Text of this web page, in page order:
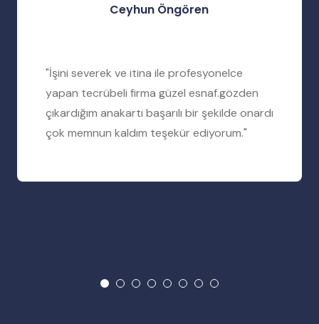
Ceyhun Öngören
"İşini severek ve itina ile profesyonelce
yapan tecrübeli firma güzel esnaf.gözden
çıkardığım anakartı başarılı bir şekilde onardı
çok memnun kaldım teşekür ediyorum."